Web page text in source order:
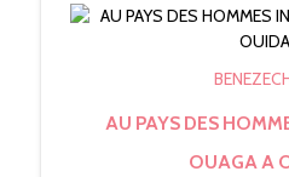
AU PAYS DES
OUAGA A